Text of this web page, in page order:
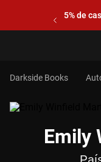
5% de
Emily